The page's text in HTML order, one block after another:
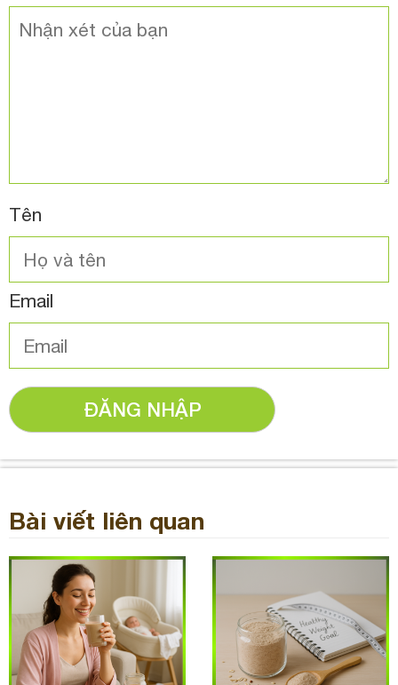
Tên
Email
ĐĂNG NHẬP
Bài viết liên quan